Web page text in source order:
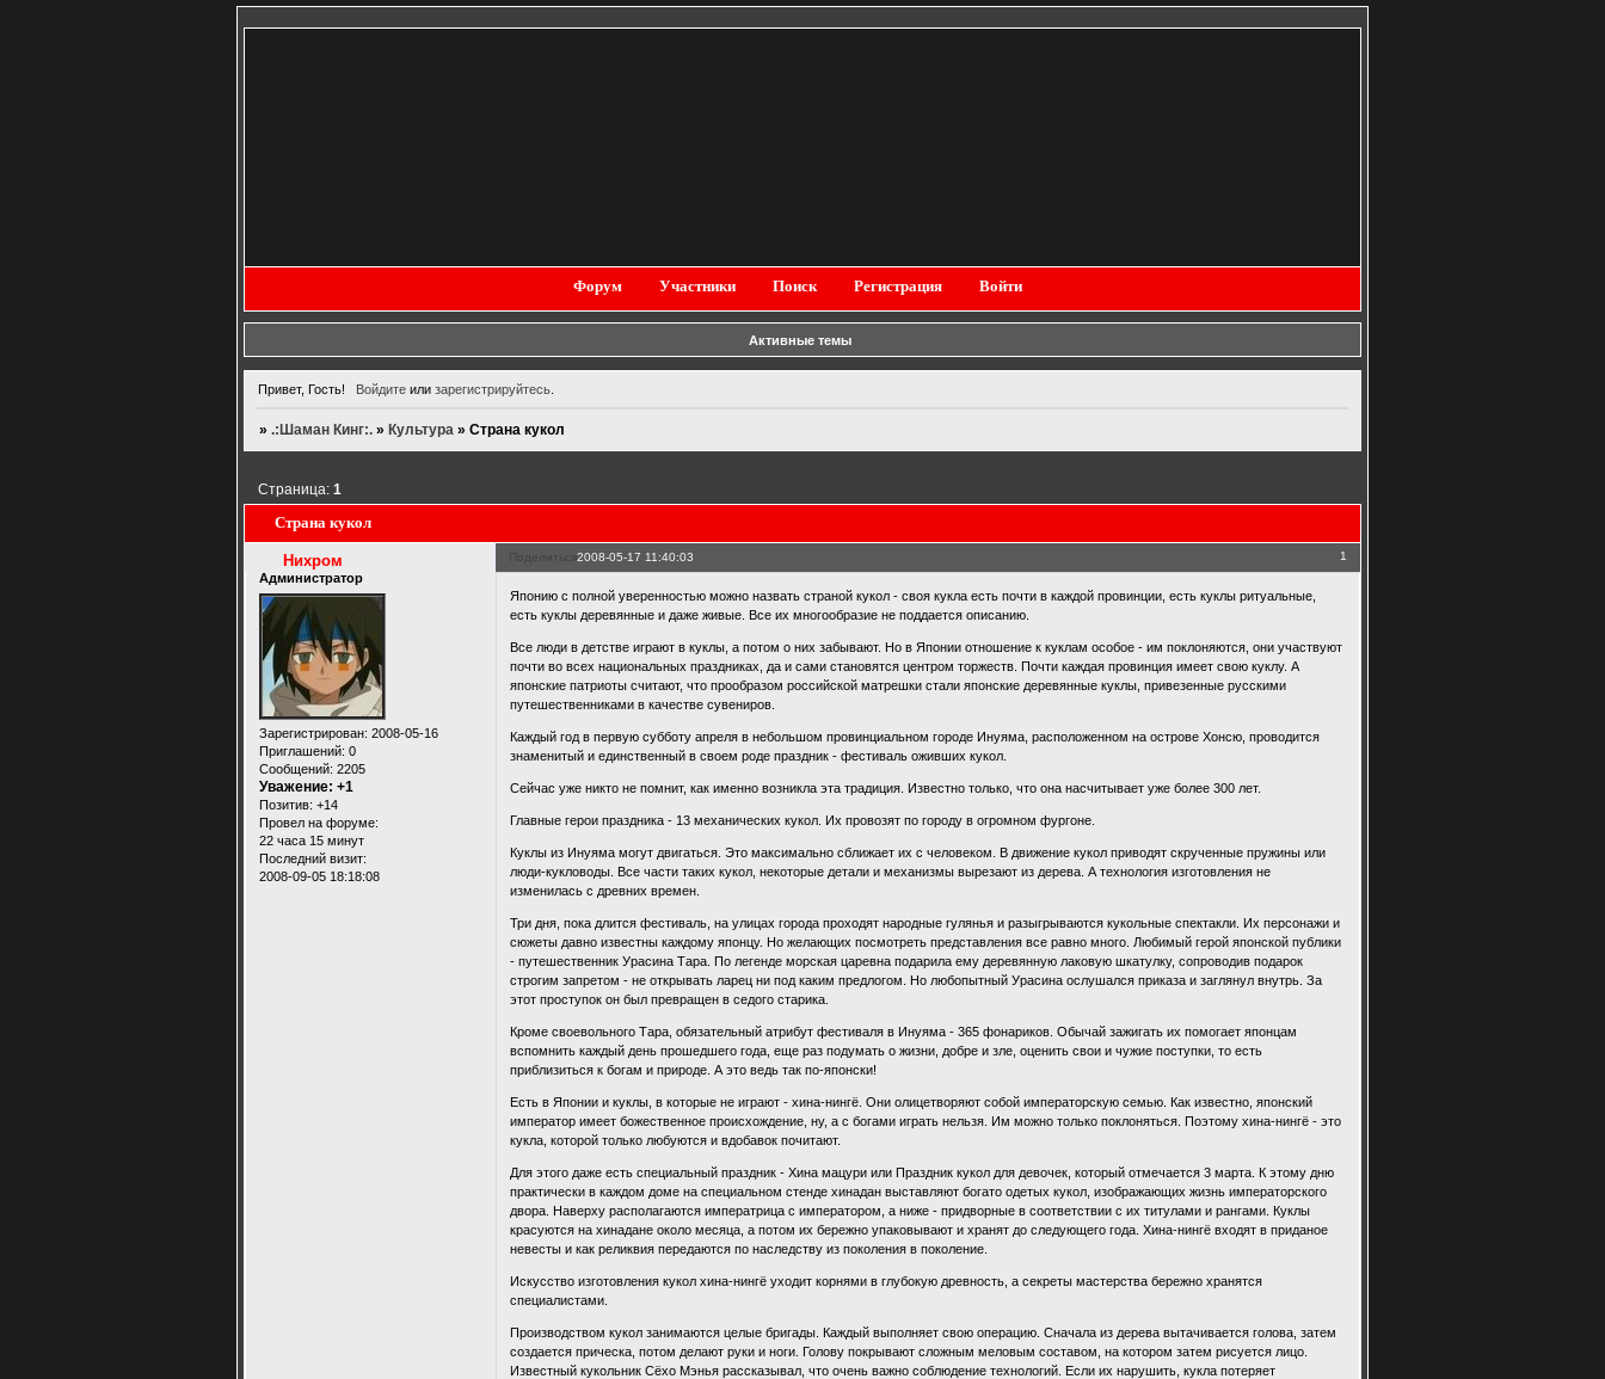
Форум Участники Поиск Регистрация Войти
Активные темы
Привет, Гость! Войдитеили зарегистрируйтесь.
».:Шаман Кинг:. » Культура »Страна кукол
Страна кукол
Страница:1
Поделиться 1
2008-05-17 11:40:03
Нихром
Администратор
Зарегистрирован: 2008-05-16
Приглашений: 0
Сообщений: 2205
Уважение: +1
Позитив: +14
Провел на форуме:
22 часа 15 минут
Последний визит:
2008-09-05 18:18:08
Японию с полной уверенностью можно назвать страной кукол - своя кукла есть почти в каждой провинции, есть куклы ритуальные,
есть куклы деревянные и даже живые. Все их многообразие не поддается описанию.
Все люди в детстве играют в куклы, а потом о них забывают. Но в Японии отношение к куклам особое - им поклоняются, они участвуют
почти во всех национальных праздниках, да и сами становятся центром торжеств. Почти каждая провинция имеет свою куклу. А
японские патриоты считают, что прообразом российской матрешки стали японские деревянные куклы, привезенные русскими
путешественниками в качестве сувениров.
Каждый год в первую субботу апреля в небольшом провинциальном городе Инуяма, расположенном на острове Хонсю, проводится
знаменитый и единственный в своем роде праздник - фестиваль оживших кукол.
Сейчас уже никто не помнит, как именно возникла эта традиция. Известно только, что она насчитывает уже более 300 лет.
Главные герои праздника - 13 механических кукол. Их провозят по городу в огромном фургоне.
Куклы из Инуяма могут двигаться. Это максимально сближает их с человеком. В движение кукол приводят скрученные пружины или
люди-кукловоды. Все части таких кукол, некоторые детали и механизмы вырезают из дерева. А технология изготовления не
изменилась с древних времен.
Три дня, пока длится фестиваль, на улицах города проходят народные гулянья и разыгрываются кукольные спектакли. Их персонажи и
сюжеты давно известны каждому японцу. Но желающих посмотреть представления все равно много. Любимый герой японской публики
- путешественник Урасина Тара. По легенде морская царевна подарила ему деревянную лаковую шкатулку, сопроводив подарок
строгим запретом - не открывать ларец ни под каким предлогом. Но любопытный Урасина ослушался приказа и заглянул внутрь. За
этот проступок он был превращен в седого старика.
Кроме своевольного Тара, обязательный атрибут фестиваля в Инуяма - 365 фонариков. Обычай зажигать их помогает японцам
вспомнить каждый день прошедшего года, еще раз подумать о жизни, добре и зле, оценить свои и чужие поступки, то есть
приблизиться к богам и природе. А это ведь так по-японски!
Есть в Японии и куклы, в которые не играют - хина-нингё. Они олицетворяют собой императорскую семью. Как известно, японский
император имеет божественное происхождение, ну, а с богами играть нельзя. Им можно только поклоняться. Поэтому хина-нингё - это
кукла, которой только любуются и вдобавок почитают.
Для этого даже есть специальный праздник - Хина мацури или Праздник кукол для девочек, который отмечается 3 марта. К этому дню
практически в каждом доме на специальном стенде хинадан выставляют богато одетых кукол, изображающих жизнь императорского
двора. Наверху располагаются императрица с императором, а ниже - придворные в соответствии с их титулами и рангами. Куклы
красуются на хинадане около месяца, а потом их бережно упаковывают и хранят до следующего года. Хина-нингё входят в приданое
невесты и как реликвия передаются по наследству из поколения в поколение.
Искусство изготовления кукол хина-нингё уходит корнями в глубокую древность, а секреты мастерства бережно хранятся
специалистами.
Производством кукол занимаются целые бригады. Каждый выполняет свою операцию. Сначала из дерева вытачивается голова, затем
создается прическа, потом делают руки и ноги. Голову покрывают сложным меловым составом, на котором затем рисуется лицо.
Известный кукольник Сёхо Мэнья рассказывал, что очень важно соблюдение технологий. Если их нарушить, кукла потеряет